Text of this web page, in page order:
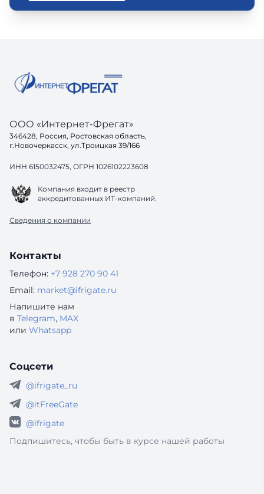
ООО «Интернет-Фрегат»
346428, Россия, Ростовская область,
г.Новочеркасск, ул.Троицкая 39/166
ИНН 6150032475, ОГРН 1026102223608
Компания входит в реестр
аккредитованных ИТ-компаний.
Сведения о компании
Контакты
Телефон: +7 928 270 90 41
Email: market@ifrigate.ru
Напишите нам
в Telegram, MAX
или Whatsapp
Соцсети
@ifrigate_ru
@itFreeGate
@ifrigate
Подпишитесь, чтобы быть в курсе нашей работы